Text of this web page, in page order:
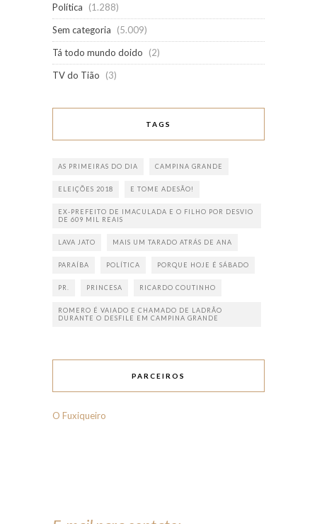
Política
(1.288)
Sem categoria
(5.009)
Tá todo mundo doido
(2)
TV do Tião
(3)
TAGS
AS PRIMEIRAS DO DIA CAMPINA GRANDE
ELEIÇÕES 2018 E TOME ADESÃO!
EX-PREFEITO DE IMACULADA E O FILHO POR DESVIO
DE 609 MIL REAIS
LAVA JATO MAIS UM TARADO ATRÁS DE ANA
PARAÍBA POLÍTICA PORQUE HOJE É SÁBADO
PR. PRINCESA RICARDO COUTINHO
ROMERO É VAIADO E CHAMADO DE LADRÃO
DURANTE O DESFILE EM CAMPINA GRANDE
PARCEIROS
O Fuxiqueiro